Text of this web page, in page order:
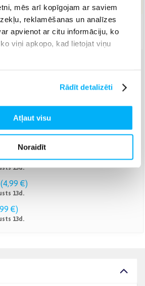
mēs arī kopīgojam ar saviem
reklamēšanas un analīzes
apvienot ar citu informāciju, ko
viņi apkopo, kad lietojat viņu
Rādīt detalizēti
Atļaut visu
Noraidīt
skaidrā naudā piegādes brīdī.
13d.
(3,99 €)
(2,99 €)
13d.
(4,99 €)
13d.
€)
13d.